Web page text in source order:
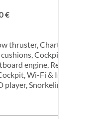
€
thruster, Chart plotter
Cockpit
engine,
Wi-Fi & Internet
player, Snorkeling